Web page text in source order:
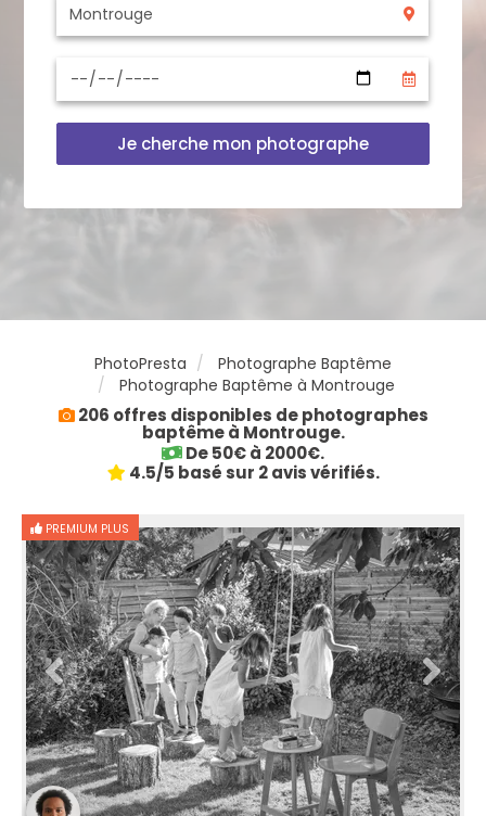
Je cherche mon photographe
PhotoPresta
Photographe Baptême
Photographe Baptême à Montrouge
206 offres disponibles de photographes
baptême à Montrouge.
De 50€ à 2000€.
4.5/5 basé sur 2 avis vérifiés.
PREMIUM PLUS